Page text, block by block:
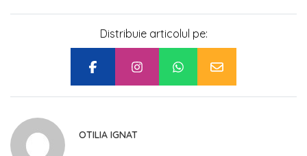
Distribuie articolul pe:
OTILIA IGNAT